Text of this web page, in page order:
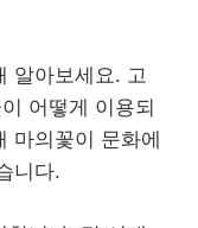
알아보세요. 고
어떻게 이용되
마의꽃이 문화에
니다.